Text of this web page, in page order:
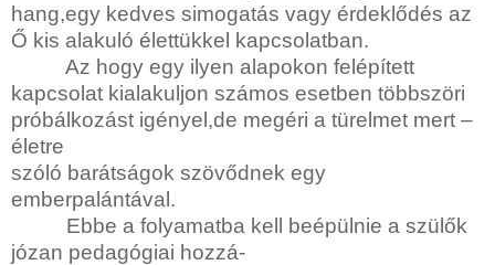
hang,egy kedves simogatás vagy érdeklődés az
Ő kis alakuló élettükkel kapcsolatban.
Az hogy egy ilyen alapokon felépített
kapcsolat kialakuljon számos esetben többszöri
próbálkozást igényel,de megéri a türelmet mert –
életre
szóló barátságok szövődnek egy
emberpalántával.
Ebbe a folyamatba kell beépülnie a szülők
józan pedagógiai hozzá-